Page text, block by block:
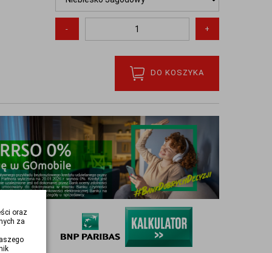
- +
DO KOSZYKA
oraz
za